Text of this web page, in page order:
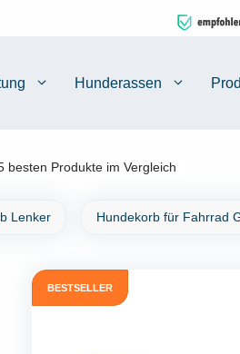
Hunderassen
besten Produkte im Vergleich
Lenker Hundekorb für Fahrrad
BESTSELLER